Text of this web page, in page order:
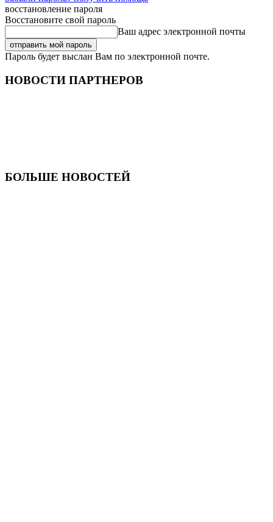
восстановление пароля
Восстановите свой пароль
Ваш адрес электронной почты
Пароль будет выслан Вам по электронной почте.
НОВОСТИ ПАРТНЕРОВ
БОЛЬШЕ НОВОСТЕЙ